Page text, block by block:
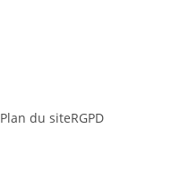
Plan du siteRGPD